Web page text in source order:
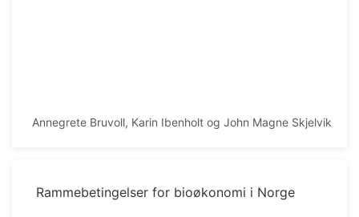
Annegrete Bruvoll, Karin Ibenholt og John Magne Skjelvik
Rammebetingelser for bioøkonomi i Norge